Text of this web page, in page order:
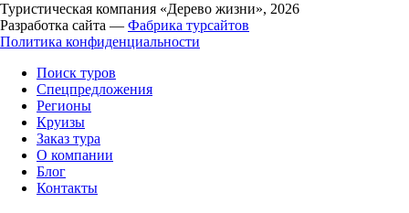
Туристическая компания «Дерево жизни», 2026
Разработка сайта — Фабрика турсайтов
Политика конфиденциальности
Поиск туров
Спецпредложения
Регионы
Круизы
Заказ тура
О компании
Блог
Контакты